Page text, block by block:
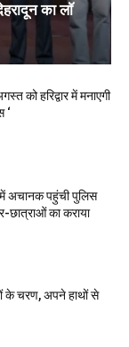
का लाॅ
को हरिद्वार में मनाएगी
‘
अचानक पहुंची पुलिस
छात्राओं का कराया
के चरण, अपने हाथों से